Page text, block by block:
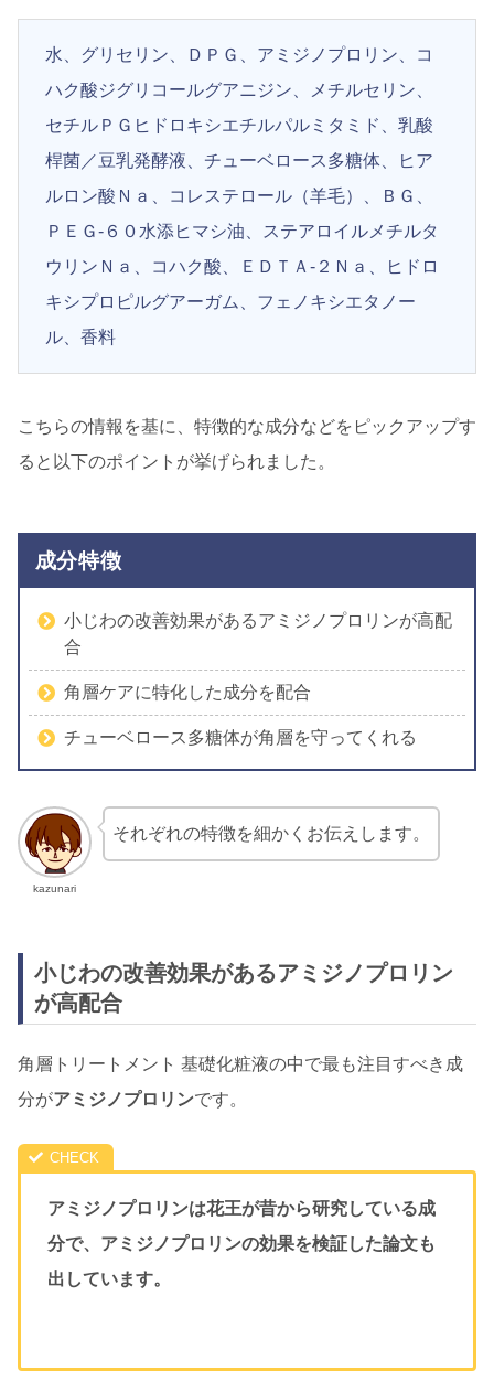
水、グリセリン、ＤＰＧ、アミジノプロリン、コ
ハク酸ジグリコールグアニジン、メチルセリン、
セチルＰＧヒドロキシエチルパルミタミド、乳酸
桿菌／豆乳発酵液、チューベロース多糖体、ヒア
ルロン酸Ｎａ、コレステロール（羊毛）、ＢＧ、
ＰＥＧ-６０水添ヒマシ油、ステアロイルメチルタ
ウリンＮａ、コハク酸、ＥＤＴＡ-２Ｎａ、ヒドロ
キシプロピルグアーガム、フェノキシエタノー
ル、香料
こちらの情報を基に、特徴的な成分などをピックアップす
ると以下のポイントが挙げられました。
成分特徴
小じわの改善効果があるアミジノプロリンが高配
合
角層ケアに特化した成分を配合
チューベロース多糖体が角層を守ってくれる
kazunari
それぞれの特徴を細かくお伝えします。
小じわの改善効果があるアミジノプロリン
が高配合
角層トリートメント 基礎化粧液の中で最も注目すべき成
分がアミジノプロリンです。
アミジノプロリンは花王が昔から研究している成
分で、アミジノプロリンの効果を検証した論文も
出しています。